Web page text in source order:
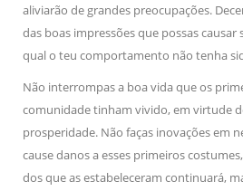
aliviarão de grandes preocupações.
das boas impressões que possas causar
qual o teu comportamento não tenha
Não interrompas a boa vida que os
comunidade tinham vivido, em virtude
prosperidade. Não faças inovações em
cause danos a esses primeiros
dos que as estabeleceram continuará,